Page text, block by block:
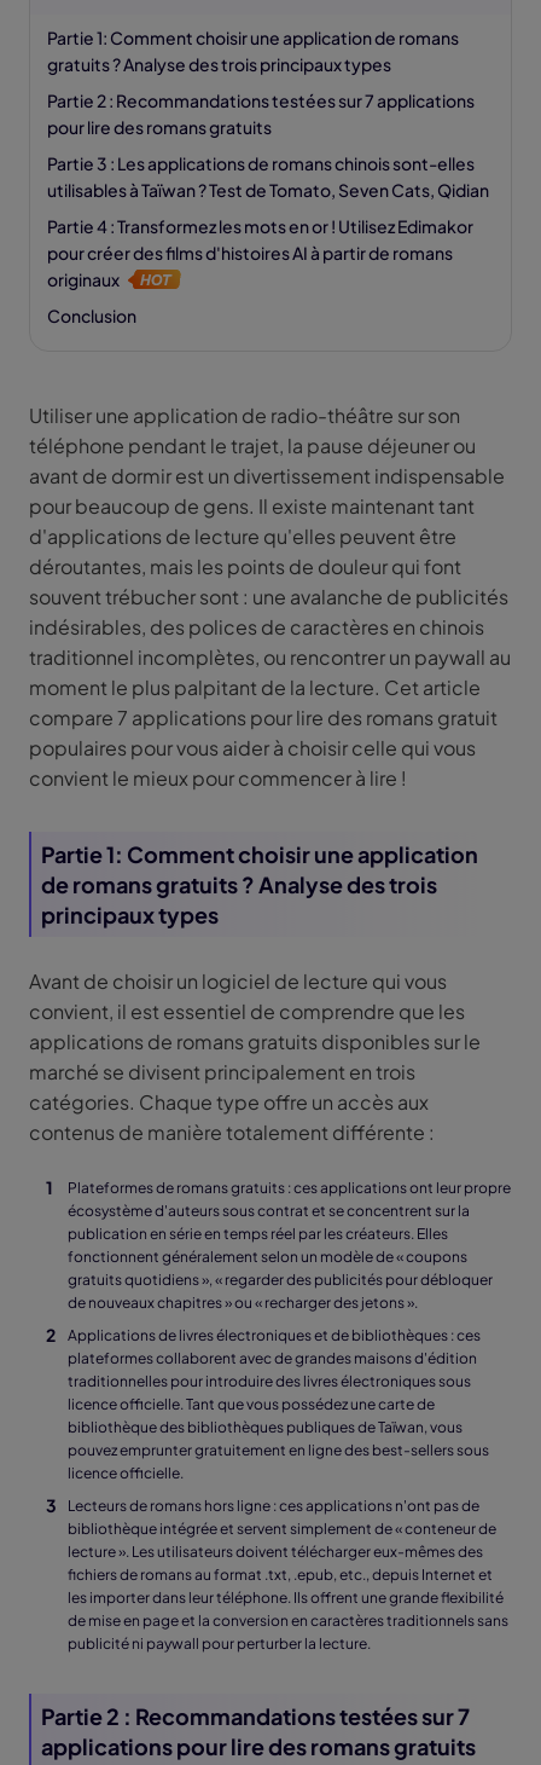
Partie 1: Comment choisir une application de romans
gratuits ? Analyse des trois principaux types
Partie 2 : Recommandations testées sur 7 applications
pour lire des romans gratuits
Partie 3 : Les applications de romans chinois sont-elles
utilisables à Taïwan ? Test de Tomato, Seven Cats, Qidian
Partie 4 : Transformez les mots en or ! Utilisez Edimakor
pour créer des films d'histoires AI à partir de romans
originaux
Conclusion
Utiliser une application de radio-théâtre sur son
téléphone pendant le trajet, la pause déjeuner ou
avant de dormir est un divertissement indispensable
pour beaucoup de gens. Il existe maintenant tant
d'applications de lecture qu'elles peuvent être
déroutantes, mais les points de douleur qui font
souvent trébucher sont : une avalanche de publicités
indésirables, des polices de caractères en chinois
traditionnel incomplètes, ou rencontrer un paywall au
moment le plus palpitant de la lecture. Cet article
compare 7 applications pour lire des romans gratuit
populaires pour vous aider à choisir celle qui vous
convient le mieux pour commencer à lire !
Partie 1: Comment choisir une application
de romans gratuits ? Analyse des trois
principaux types
Avant de choisir un logiciel de lecture qui vous
convient, il est essentiel de comprendre que les
applications de romans gratuits disponibles sur le
marché se divisent principalement en trois
catégories. Chaque type offre un accès aux
contenus de manière totalement différente :
Plateformes de romans gratuits : ces applications ont leur propre
écosystème d'auteurs sous contrat et se concentrent sur la
publication en série en temps réel par les créateurs. Elles
fonctionnent généralement selon un modèle de « coupons
gratuits quotidiens », « regarder des publicités pour débloquer
de nouveaux chapitres » ou « recharger des jetons ».
Applications de livres électroniques et de bibliothèques : ces
plateformes collaborent avec de grandes maisons d'édition
traditionnelles pour introduire des livres électroniques sous
licence officielle. Tant que vous possédez une carte de
bibliothèque des bibliothèques publiques de Taïwan, vous
pouvez emprunter gratuitement en ligne des best-sellers sous
licence officielle.
Lecteurs de romans hors ligne : ces applications n'ont pas de
bibliothèque intégrée et servent simplement de « conteneur de
lecture ». Les utilisateurs doivent télécharger eux-mêmes des
fichiers de romans au format .txt, .epub, etc., depuis Internet et
les importer dans leur téléphone. Ils offrent une grande flexibilité
de mise en page et la conversion en caractères traditionnels sans
publicité ni paywall pour perturber la lecture.
Partie 2 : Recommandations testées sur 7
applications pour lire des romans gratuits